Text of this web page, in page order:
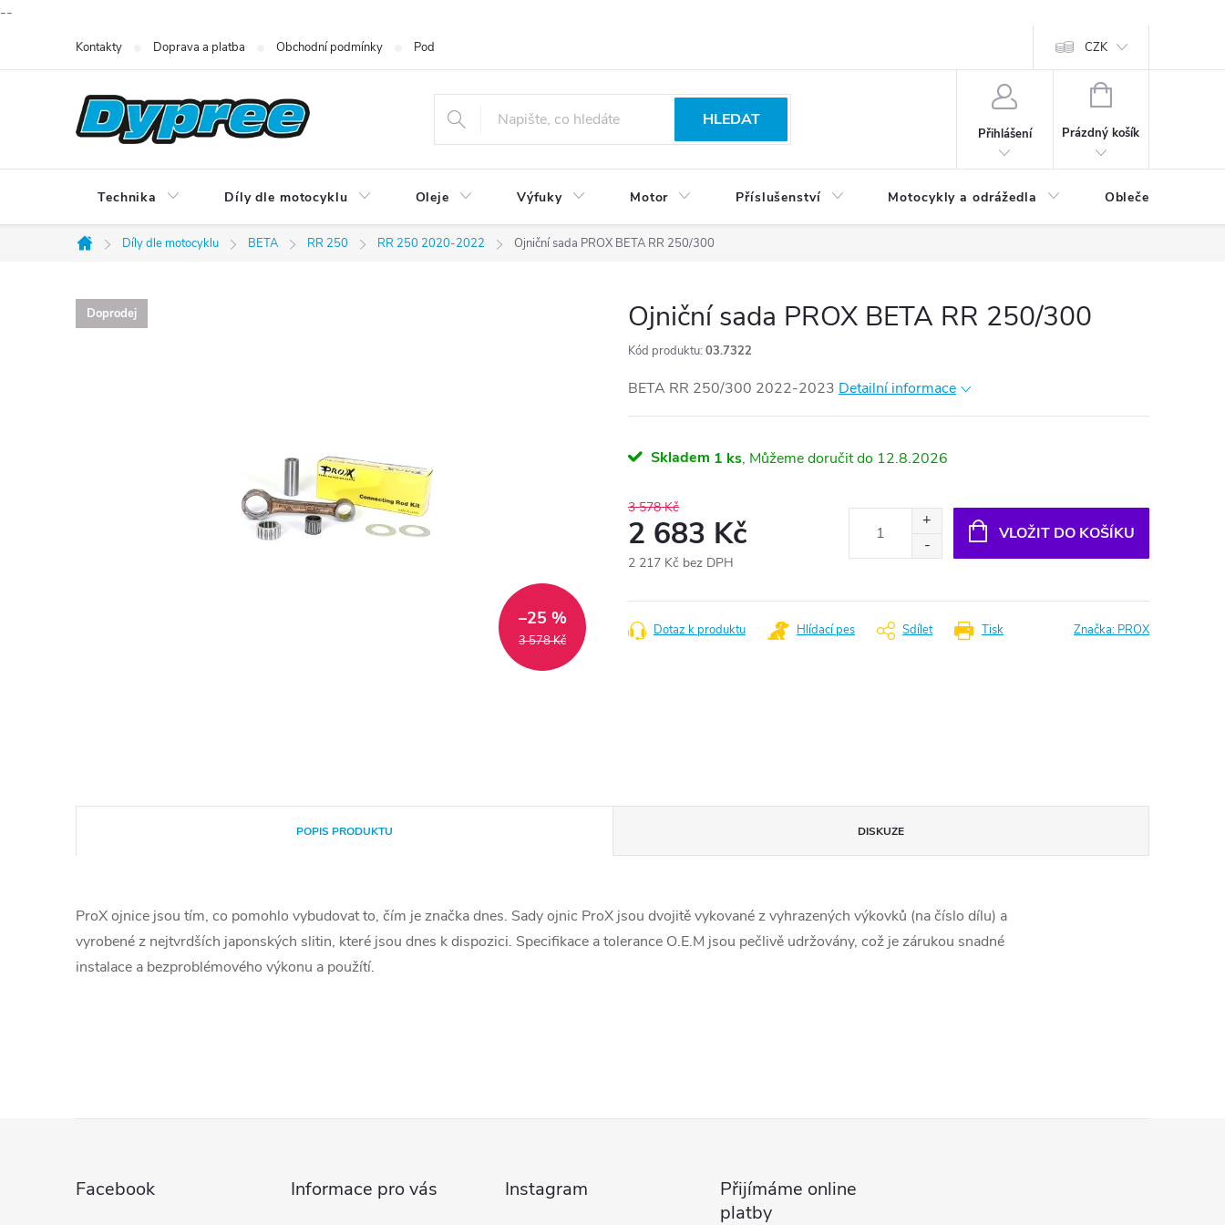
--
Kontakty Doprava a platba Obchodní podmínky Podmínky ochrany osobních údajů CZK
HLEDAT
Přihlášení
NÁKUPNÍ
Prázdný košík
Technika Díly dle motocyklu Oleje Výfuky Motor Příslušenství Motocykly a odrážedla Oblečení a
Domů
Díly dle motocyklu BETA RR 250 RR 250 2020-2022 Ojniční sada PROX BETA RR 250/300
Doprodej
3 578 Kč
–25 %
Ojniční sada PROX BETA RR 250/300
Kód produktu: 03.7322
BETA RR 250/300 2022-2023 Detailní informace
Skladem 1 ks 12.8.2026
3 578 Kč
2 683 Kč
2 217 Kč bez DPH
cena:
VLOŽIT DO KOŠÍKU
Tisk
Dotaz k produktu Hlídací pes Sdílet Značka: PROX
POPIS PRODUKTU DISKUZE
ProX ojnice jsou tím, co pomohlo vybudovat to, čím je značka dnes. Sady ojnic ProX jsou dvojitě vykované z vyhrazených výkovků (na číslo dílu) a
vyrobené z nejtvrdších japonských slitin, které jsou dnes k dispozici. Specifikace a tolerance O.E.M jsou pečlivě udržovány, což je zárukou snadné
instalace a bezproblémového výkonu a použítí.
Facebook Informace pro vás Instagram
Přijímáme online
platby